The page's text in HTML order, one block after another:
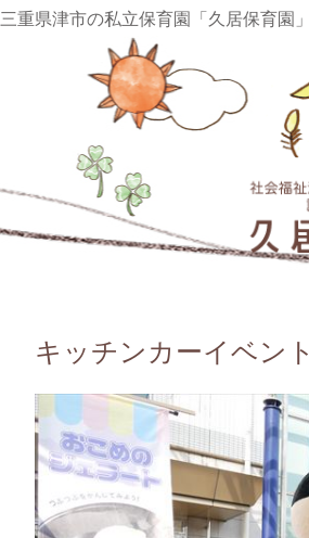
三重県津市の私立保育園「久居保育園」
キッチンカーイベント